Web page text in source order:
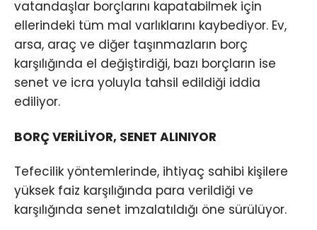
vatandaşlar borçlarını kapatabilmek için
ellerindeki tüm mal varlıklarını kaybediyor. Ev,
arsa, araç ve diğer taşınmazların borç
karşılığında el değiştirdiği, bazı borçların ise
senet ve icra yoluyla tahsil edildiği iddia
ediliyor.
BORÇ VERİLİYOR, SENET ALINIYOR
Tefecilik yöntemlerinde, ihtiyaç sahibi kişilere
yüksek faiz karşılığında para verildiği ve
karşılığında senet imzalatıldığı öne sürülüyor.